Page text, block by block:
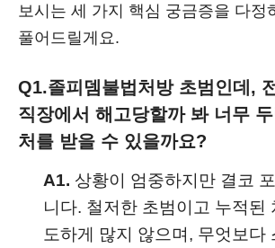
보시는 세 가지 핵심 궁금증을 다정
풀어드릴게요.
Q1.졸피뎀불법처방 초범인데,
직장에서 해고당할까 봐 너무
처를 받을 수 있을까요?
A1. 상황이 엄중하지만 결코
니다. 철저한 초범이고 누적된
도하게 많지 않으며, 무엇보다